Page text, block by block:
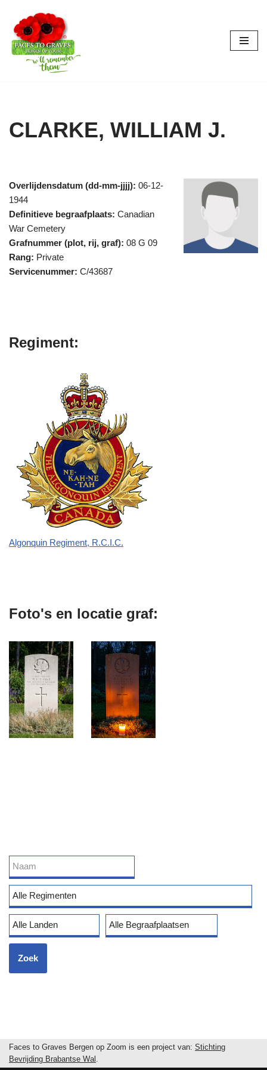
Ga
naar
CLARKE, WILLIAM J.
Overlijdensdatum (dd-mm-jjjj): 06-12-
1944
Definitieve begraafplaats: Canadian
War Cemetery
Grafnummer (plot, rij, graf): 08 G 09
Rang: Private
Servicenummer: C/43687
Regiment:
Algonquin Regiment, R.C.I.C.
Foto's en locatie graf:
Faces to Graves Bergen op Zoom is een project van: Stichting
Bevrijding Brabantse Wal .